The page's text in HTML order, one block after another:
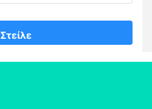
Στείλε